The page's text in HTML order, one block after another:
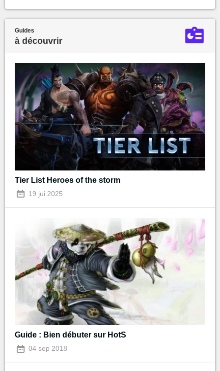
Guides
à découvrir
Tier List Heroes of the storm
19 jui 2025
Guide : Bien débuter sur HotS
04 sep 2018